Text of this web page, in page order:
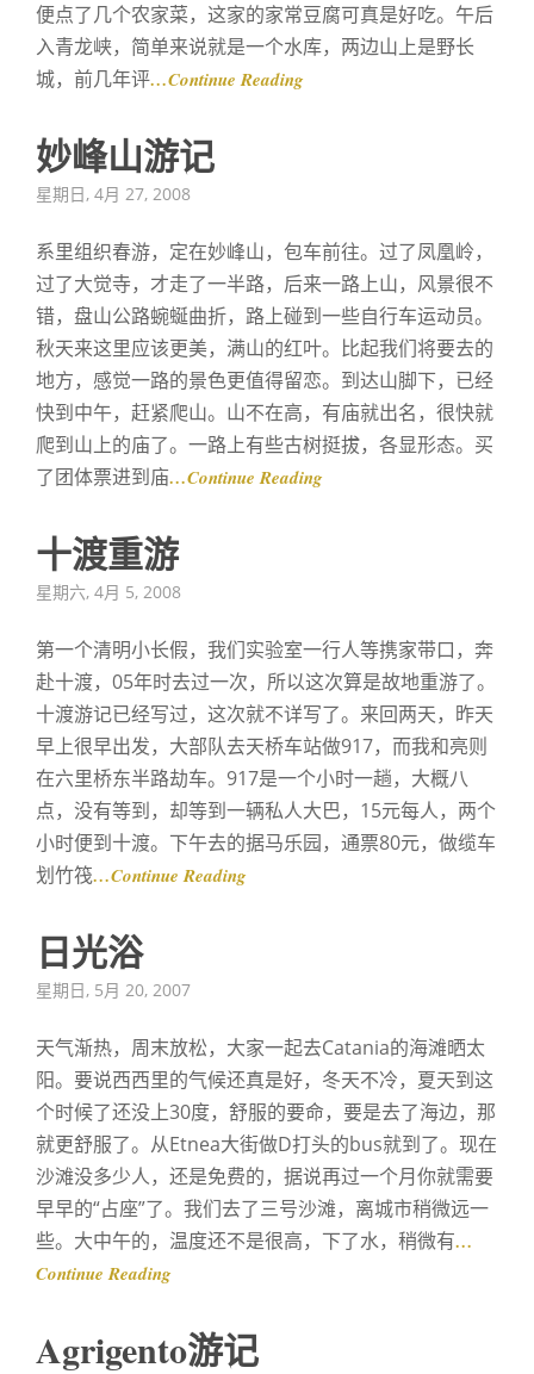
便点了几个农家菜，这家的家常豆腐可真是好吃。午后
入青龙峡，简单来说就是一个水库，两边山上是野长
城，前几年评…Continue Reading
妙峰山游记
Posted
星期日, 4月 27, 2008
系里组织春游，定在妙峰山，包车前往。过了凤凰岭，
过了大觉寺，才走了一半路，后来一路上山，风景很不
错，盘山公路蜿蜒曲折，路上碰到一些自行车运动员。
秋天来这里应该更美，满山的红叶。比起我们将要去的
地方，感觉一路的景色更值得留恋。到达山脚下，已经
快到中午，赶紧爬山。山不在高，有庙就出名，很快就
爬到山上的庙了。一路上有些古树挺拔，各显形态。买
了团体票进到庙…Continue Reading
十渡重游
Posted
星期六, 4月 5, 2008
第一个清明小长假，我们实验室一行人等携家带口，奔
赴十渡，05年时去过一次，所以这次算是故地重游了。
十渡游记已经写过，这次就不详写了。来回两天，昨天
早上很早出发，大部队去天桥车站做917，而我和亮则
在六里桥东半路劫车。917是一个小时一趟，大概八
点，没有等到，却等到一辆私人大巴，15元每人，两个
小时便到十渡。下午去的据马乐园，通票80元，做缆车
划竹筏…Continue Reading
日光浴
Posted
星期日, 5月 20, 2007
天气渐热，周末放松，大家一起去Catania的海滩晒太
阳。要说西西里的气候还真是好，冬天不冷，夏天到这
个时候了还没上30度，舒服的要命，要是去了海边，那
就更舒服了。从Etnea大街做D打头的bus就到了。现在
沙滩没多少人，还是免费的，据说再过一个月你就需要
早早的“占座”了。我们去了三号沙滩，离城市稍微远一
些。大中午的，温度还不是很高，下了水，稍微有…
Continue Reading
Agrigento游记